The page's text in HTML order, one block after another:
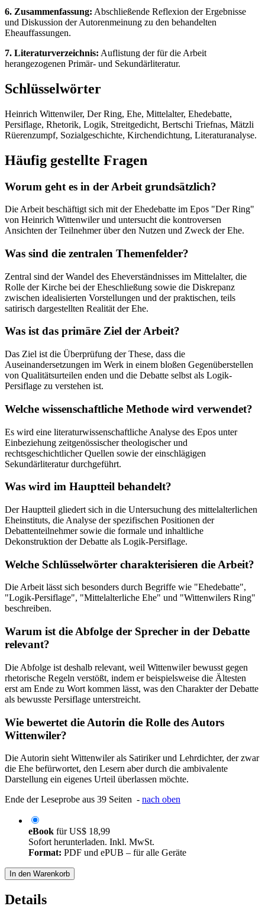
6. Zusammenfassung: Abschließende Reflexion der Ergebnisse
und Diskussion der Autorenmeinung zu den behandelten
Eheauffassungen.
7. Literaturverzeichnis: Auflistung der für die Arbeit
herangezogenen Primär- und Sekundärliteratur.
Schlüsselwörter
Heinrich Wittenwiler, Der Ring, Ehe, Mittelalter, Ehedebatte,
Persiflage, Rhetorik, Logik, Streitgedicht, Bertschi Triefnas, Mätzli
Rüerenzumpf, Sozialgeschichte, Kirchendichtung, Literaturanalyse.
Häufig gestellte Fragen
Worum geht es in der Arbeit grundsätzlich?
Die Arbeit beschäftigt sich mit der Ehedebatte im Epos "Der Ring"
von Heinrich Wittenwiler und untersucht die kontroversen
Ansichten der Teilnehmer über den Nutzen und Zweck der Ehe.
Was sind die zentralen Themenfelder?
Zentral sind der Wandel des Eheverständnisses im Mittelalter, die
Rolle der Kirche bei der Eheschließung sowie die Diskrepanz
zwischen idealisierten Vorstellungen und der praktischen, teils
satirisch dargestellten Realität der Ehe.
Was ist das primäre Ziel der Arbeit?
Das Ziel ist die Überprüfung der These, dass die
Auseinandersetzungen im Werk in einem bloßen Gegenüberstellen
von Qualitätsurteilen enden und die Debatte selbst als Logik-
Persiflage zu verstehen ist.
Welche wissenschaftliche Methode wird verwendet?
Es wird eine literaturwissenschaftliche Analyse des Epos unter
Einbeziehung zeitgenössischer theologischer und
rechtsgeschichtlicher Quellen sowie der einschlägigen
Sekundärliteratur durchgeführt.
Was wird im Hauptteil behandelt?
Der Hauptteil gliedert sich in die Untersuchung des mittelalterlichen
Eheinstituts, die Analyse der spezifischen Positionen der
Debattenteilnehmer sowie die formale und inhaltliche
Dekonstruktion der Debatte als Logik-Persiflage.
Welche Schlüsselwörter charakterisieren die Arbeit?
Die Arbeit lässt sich besonders durch Begriffe wie "Ehedebatte",
"Logik-Persiflage", "Mittelalterliche Ehe" und "Wittenwilers Ring"
beschreiben.
Warum ist die Abfolge der Sprecher in der Debatte
relevant?
Die Abfolge ist deshalb relevant, weil Wittenwiler bewusst gegen
rhetorische Regeln verstößt, indem er beispielsweise die Ältesten
erst am Ende zu Wort kommen lässt, was den Charakter der Debatte
als bewusste Persiflage unterstreicht.
Wie bewertet die Autorin die Rolle des Autors
Wittenwiler?
Die Autorin sieht Wittenwiler als Satiriker und Lehrdichter, der zwar
die Ehe befürwortet, den Lesern aber durch die ambivalente
Darstellung ein eigenes Urteil überlassen möchte.
Ende der Leseprobe aus 39 Seiten - nach oben
eBook fürUS$ 18,99
Sofort herunterladen. Inkl. MwSt.
Format: PDF und ePUB – für alle Geräte
In den Warenkorb
Details